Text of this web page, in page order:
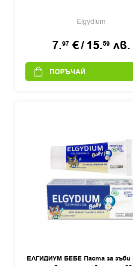
Elgydium
7.97 €/15.59 лв.
ПОРЪЧАЙ
ЕЛГИДИУМ БЕБЕ Паста за зъби